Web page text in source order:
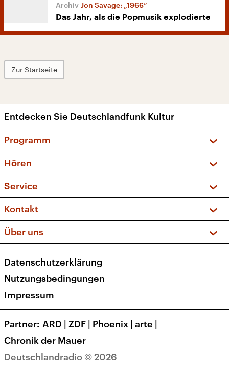
Jon Savage: „1966“
Das Jahr, als die Popmusik explodierte
Zur Startseite
Entdecken Sie Deutschlandfunk Kultur
Programm
Sendungen und Podcasts
Musikliste
Kakadu – Das Kinderprogramm
Hören
Frequenzen (UKW + DAB+)
Service
FAQ
Apps
Newsletter
Veranstaltungen
Kontakt
Social Media
Über uns
Presse
Karriere
Transparenz
Deutschlandradio © 2026
Datenschutzerklärung
Nutzungsbedingungen
Impressum
Partner ARD | ZDF | Phoenix | arte |
Chronik der Mauer